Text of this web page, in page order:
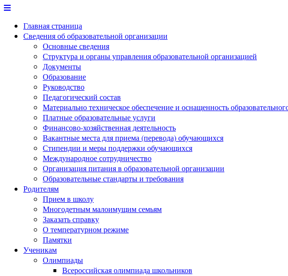
Перейти
содержимому
Главная страница
Сведения об образовательной организации
Основные сведения
Структура и органы управления образовательной организацией
Документы
Образование
Руководство
Педагогический состав
Материально техническое обеспечение и оснащенность
Платные образовательные услуги
Финансово-хозяйственная деятельность
Вакантные места для приема (перевода) обучающихся
Стипендии и меры поддержки обучающихся
Международное сотрудничество
Организация питания в образовательной организации
Образовательные стандарты и требования
Родителям
Прием в школу
Многодетным малоимущим семьям
Заказать справку
О температурном режиме
Памятки
Ученикам
Олимпиады
Всероссийская олимпиада школьников